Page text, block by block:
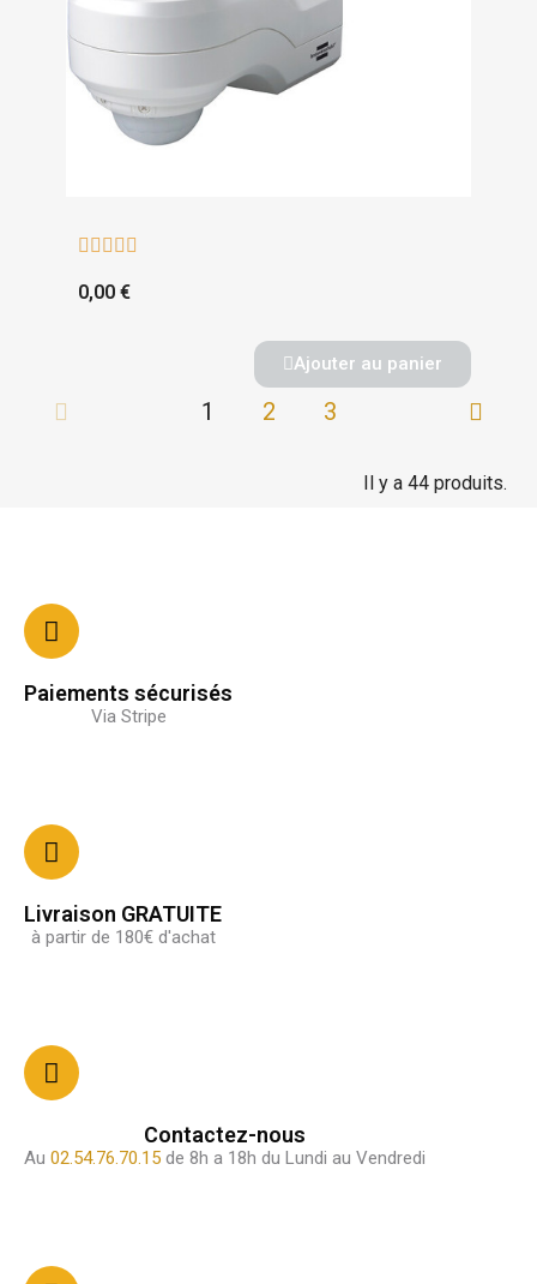
    
0,00 €
Ajouter au panier
1 2 3
Il y a 44 produits.
Paiements sécurisés
Via Stripe
Livraison GRATUITE
à partir de 180€ d'achat
Contactez-nous
Au 02.54.76.70.15 de 8h a 18h du Lundi au Vendredi